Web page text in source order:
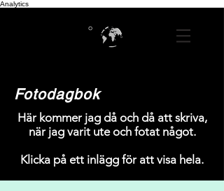
Analytics
Fotodagbok
Här kommer jag då och då att skriva,
när jag varit ute och fotat något.
Klicka på ett inlägg för att visa hela.